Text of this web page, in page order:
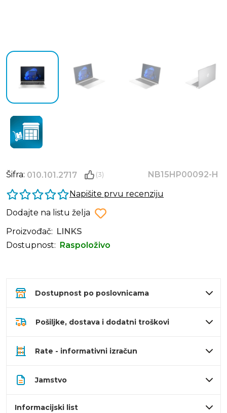
Šifra: 010.101.2717 (3)
NB15HP00092-H
Napišite prvu recenziju
Dodajte na listu želja
Proizvođač:
LINKS
Dostupnost:
Raspoloživo
Dostupnost po poslovnicama
Pošiljke, dostava i dodatni troškovi
Rate - informativni izračun
Jamstvo
Informacijski list